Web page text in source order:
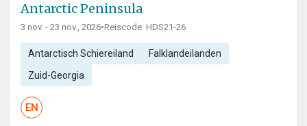
Antarctic Peninsula
3 nov. - 23 nov., 2026•Reiscode: HDS21-26
Antarctisch Schiereiland Falklandeilanden
Zuid-Georgia
EN